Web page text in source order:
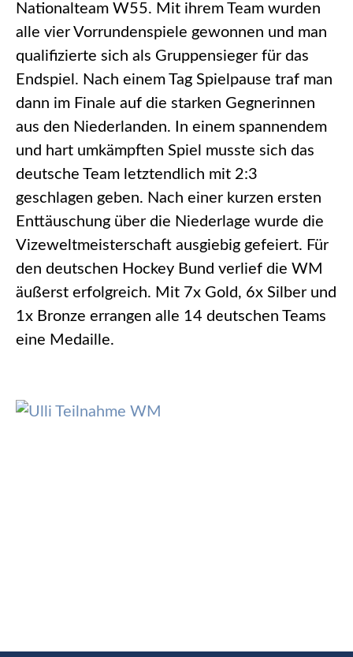
Nationalteam W55. Mit ihrem Team wurden
alle vier Vorrundenspiele gewonnen und man
qualifizierte sich als Gruppensieger für das
Endspiel. Nach einem Tag Spielpause traf man
dann im Finale auf die starken Gegnerinnen
aus den Niederlanden. In einem spannendem
und hart umkämpften Spiel musste sich das
deutsche Team letztendlich mit 2:3
geschlagen geben. Nach einer kurzen ersten
Enttäuschung über die Niederlage wurde die
Vizeweltmeisterschaft ausgiebig gefeiert. Für
den deutschen Hockey Bund verlief die WM
äußerst erfolgreich. Mit 7x Gold, 6x Silber und
1x Bronze errangen alle 14 deutschen Teams
eine Medaille.